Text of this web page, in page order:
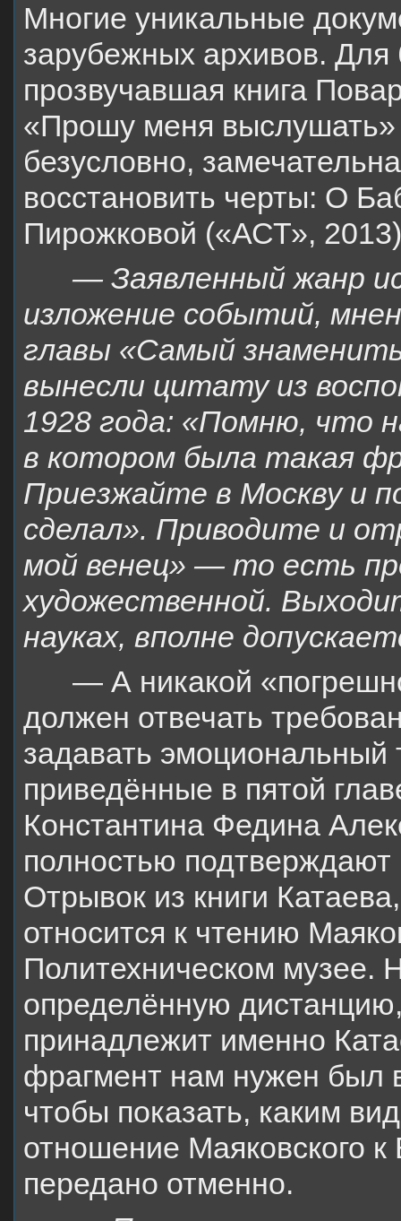
Многие уникальные
зарубежных архивов.
прозвучавшая книга
«Прошу меня выслушать»
безусловно,
восстановить черты: О
Пирожковой («АСТ»,
— Заявленный жанр
изложение событий,
главы «Самый
вынесли цитату из
1928 года: «Помню, что
в котором была такая
Приезжайте в Москву и
сделал». Приводите и
мой венец» — то есть
художественной.
науках, вполне
— А никакой
должен отвечать
задавать
приведённые в пятой
Константина Федина
полностью
Отрывок из книги
относится к чтению
Политехническом музее.
определённую
принадлежит именно
фрагмент нам нужен был
чтобы показать, каким
отношение Маяковского
передано отменно.